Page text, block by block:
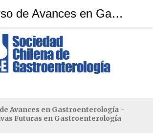
Avances en Gastroenterología -
Futuras en Gastroenterología
44º Curso de Avances en Gastroenterología - Perspectivas Futuras en Gastroenterología